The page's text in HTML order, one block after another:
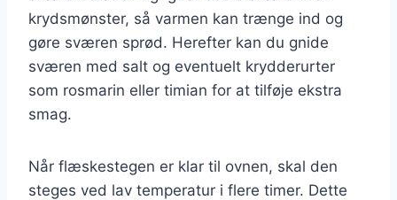
krydsmønster, så varmen kan trænge ind og
gøre sværen sprød. Herefter kan du gnide
sværen med salt og eventuelt krydderurter
som rosmarin eller timian for at tilføje ekstra
smag.
Når flæskestegen er klar til ovnen, skal den
steges ved lav temperatur i flere timer. Dette